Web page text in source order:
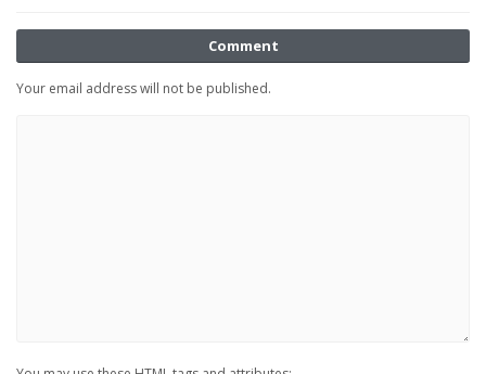
Comment
Your email address will not be published.